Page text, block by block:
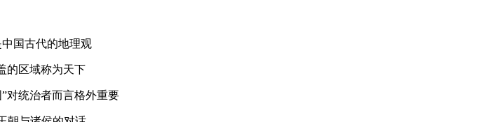
国古代的地理观
的区域称为天下
对统治者而言格外重要